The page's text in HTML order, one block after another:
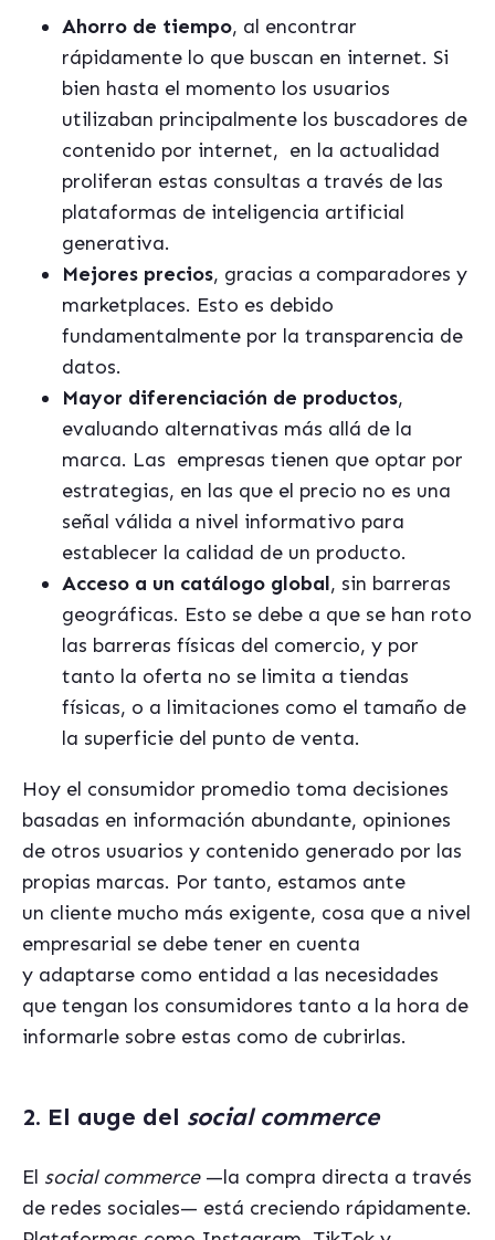
Ahorro de tiempo, al encontrar
rápidamente lo que buscan en internet. Si
bien hasta el momento los usuarios
utilizaban principalmente los buscadores de
contenido por internet, en la actualidad
proliferan estas consultas a través de las
plataformas de inteligencia artificial
generativa.
Mejores precios, gracias a comparadores y
marketplaces. Esto es debido
fundamentalmente por la transparencia de
datos.
Mayor diferenciación de productos,
evaluando alternativas más allá de la
marca. Las empresas tienen que optar por
estrategias, en las que el precio no es una
señal válida a nivel informativo para
establecer la calidad de un producto.
Acceso a un catálogo global, sin barreras
geográficas. Esto se debe a que se han roto
las barreras físicas del comercio, y por
tanto la oferta no se limita a tiendas
físicas, o a limitaciones como el tamaño de
la superficie del punto de venta.
Hoy el consumidor promedio toma decisiones
basadas en información abundante, opiniones
de otros usuarios y contenido generado por las
propias marcas. Por tanto, estamos ante
un cliente mucho más exigente, cosa que a nivel
empresarial se debe tener en cuenta
y adaptarse como entidad a las necesidades
que tengan los consumidores tanto a la hora de
informarle sobre estas como de cubrirlas.
2. El auge del social commerce
El social commerce—la compra directa a través
de redes sociales— está creciendo rápidamente.